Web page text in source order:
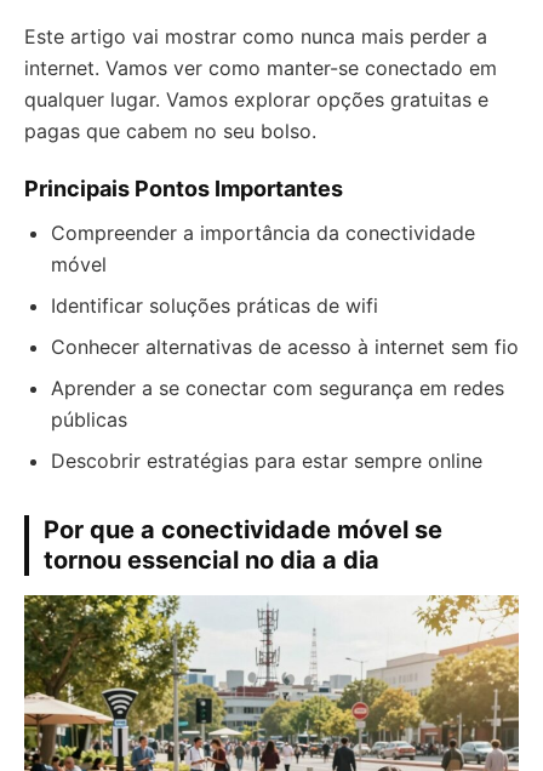
Este artigo vai mostrar como nunca mais perder a
internet. Vamos ver como manter-se conectado em
qualquer lugar. Vamos explorar opções gratuitas e
pagas que cabem no seu bolso.
Principais Pontos Importantes
Compreender a importância da conectividade
móvel
Identificar soluções práticas de wifi
Conhecer alternativas de acesso à internet sem fio
Aprender a se conectar com segurança em redes
públicas
Descobrir estratégias para estar sempre online
Por que a conectividade móvel se
tornou essencial no dia a dia